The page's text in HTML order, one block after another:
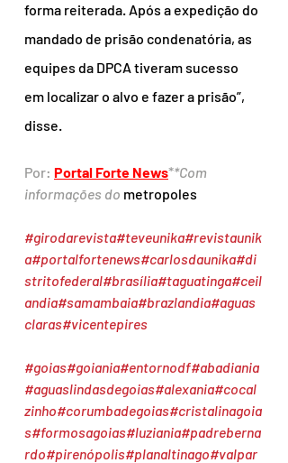
forma reiterada. Após a expedição do
mandado de prisão condenatória, as
equipes da DPCA tiveram sucesso
em localizar o alvo e fazer a prisão”,
disse.
Por: Portal Forte News**Com
informações do metropoles
#girodarevista#teveunika#revistaunik
a#portalfortenews#carlosdaunika#di
stritofederal#brasília#taguatinga#ceil
andia#samambaia#brazlandia#aguas
claras#vicentepires
#goias#goiania#entornodf#abadiania
#aguaslindasdegoias#alexania#cocal
zinho#corumbadegoias#cristalinagoia
s#formosagoias#luziania#padreberna
rdo#pirenópolis#planaltinago#valpar